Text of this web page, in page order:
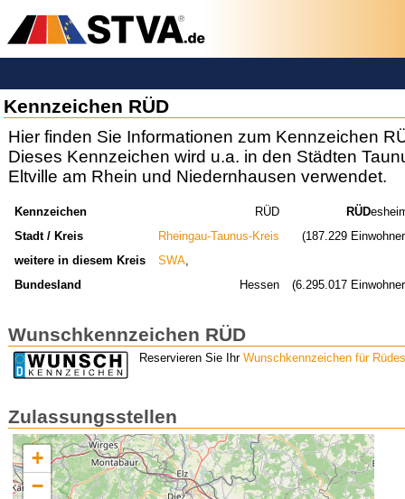
Kennzeichen RÜD
Hier finden Sie Informationen zum Kennzeichen
Dieses Kennzeichen wird u.a. in den Städten
Eltville am Rhein und Niedernhausen verwendet.
Kennzeichen RÜD RÜD
Stadt / Kreis
Rheingau-Taunus-Kreis
(187.229
weitere in diesem Kreis
SWA,
Bundesland
Hessen (6.295.017
Wunschkennzeichen RÜD
Reservieren Sie Ihr Wunschkennzeichen für
Zulassungsstellen
+
−